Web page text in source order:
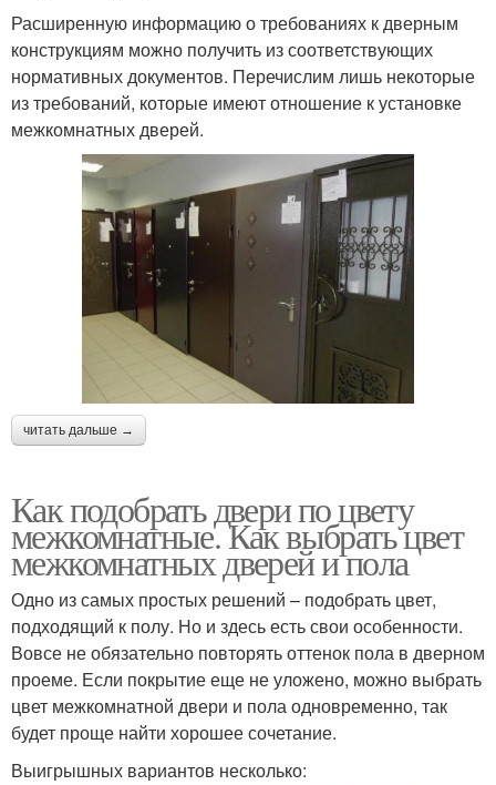
Расширенную информацию о требованиях к дверным
конструкциям можно получить из соответствующих
нормативных документов. Перечислим лишь некоторые
из требований, которые имеют отношение к установке
межкомнатных дверей.
читать дальше →
Как подобрать двери по цвету
межкомнатные. Как выбрать цвет
межкомнатных дверей и пола
Одно из самых простых решений – подобрать цвет,
подходящий к полу. Но и здесь есть свои особенности.
Вовсе не обязательно повторять оттенок пола в дверном
проеме. Если покрытие еще не уложено, можно выбрать
цвет межкомнатной двери и пола одновременно, так
будет проще найти хорошее сочетание.
Выигрышных вариантов несколько: